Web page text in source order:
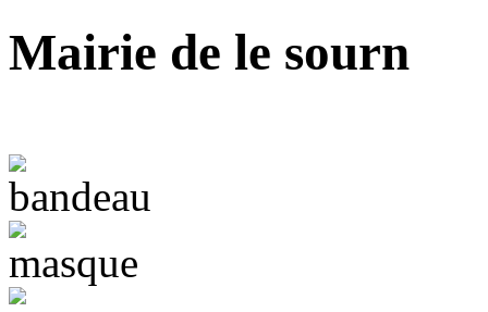
Mairie de le sourn